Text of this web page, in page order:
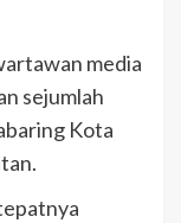
media
sejumlah
Kota